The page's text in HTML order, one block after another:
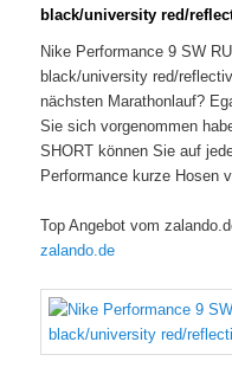
black/university red/
Nike Performance 9 SW
black/university red/
nächsten Marathonlauf?
Sie sich vorgenommen
SHORT können Sie auf
Performance kurze Hosen
Top Angebot vom
zalando.de